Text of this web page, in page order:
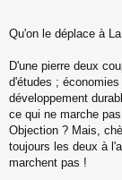
Qu'on le déplace à
D'une pierre deux
d'études ;
développement
ce qui ne marche
Objection ? Mais,
toujours les deux à
marchent pas !